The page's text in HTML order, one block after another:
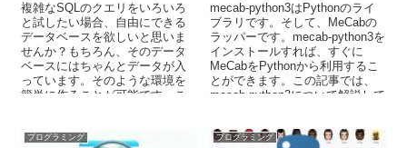
複雑なSQLのクエリをいろいろ
と試したい場合、自由にできる
データベースを欲しいと思いま
せんか？もちろん、そのデータ
ベースにはちゃんとデータが入
っています。そのような環境を
簡単に作ることが可能です。こ
ます。
mecab-python3はPythonのライ
ブラリです。そして、MeCabの
ラッパーです。mecab-python3を
インストールすれば、すぐに
MeCabをPythonから利用するこ
とができます。この記事では、
mecab-python3について解説して
プログラミング プログラミング